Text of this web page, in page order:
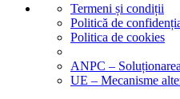
Termeni și condiții
Politică de
Politica de cookies
ANPC –
UE – Mecanisme